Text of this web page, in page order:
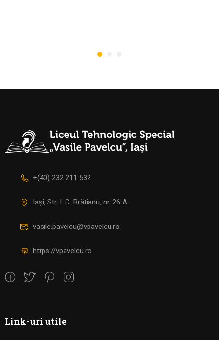
+(40) 232 211 532
Iași, Str. I. C. Brătianu, nr. 26 A
vasile.pavelcu@vpavelcu.ro
https://vpavelcu.ro
Link-uri utile